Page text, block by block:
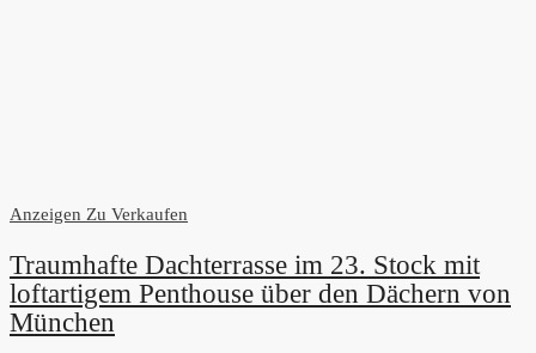
Anzeigen Zu Verkaufen
Traumhafte Dachterrasse im 23. Stock mit
loftartigem Penthouse über den Dächern von
München